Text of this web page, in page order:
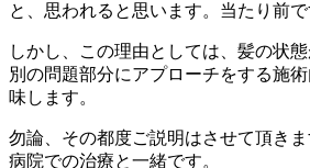
と、思われると思います。当たり前で
しかし、この理由としては、髪の状
別の問題部分にアプローチをする施
味します。
勿論、その都度ご説明はさせて頂き
病院での治療と一緒です。